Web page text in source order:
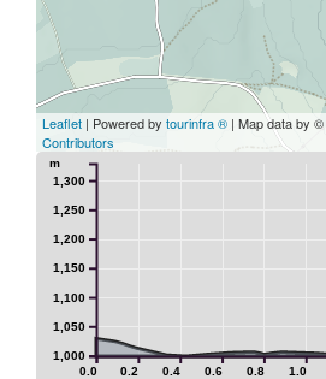
Leaflet | Powered by tourinfra ® | Map data by ©
Contributors
0.0 0.2 0.4 0.6 0.8 1.0
1,000
1,050
1,100
1,150
1,200
1,250
1,300
m